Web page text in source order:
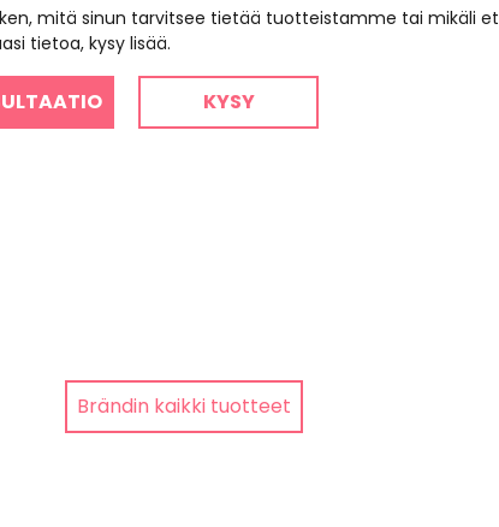
mitä sinun tarvitsee tietää tuotteistamme tai mikäli et
tietoa, kysy lisää.
KYSY
Brändin kaikki tuotteet